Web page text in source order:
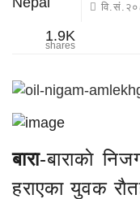
1.9K
shares
बारा-बाराकाे
हराएका युवक